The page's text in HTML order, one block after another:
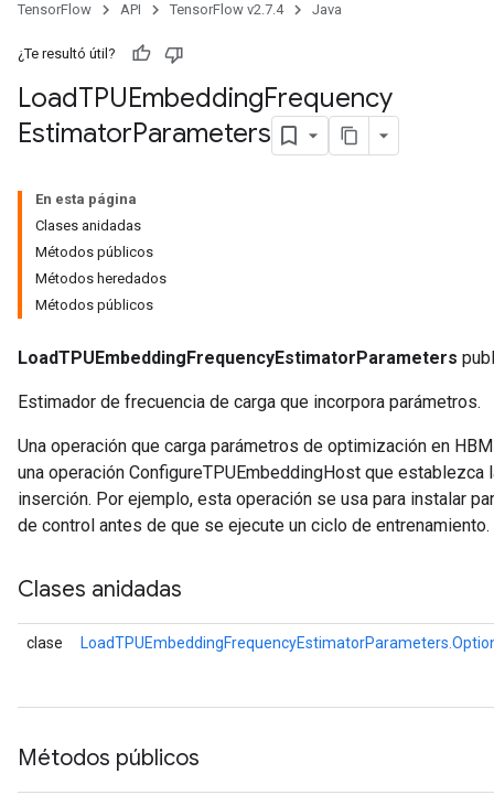
TensorFlow API TensorFlow v2.7.4 Java
¿Te resultó útil?
LoadTPUEmbeddingFrequency
EstimatorParameters
En esta página
Clases anidadas
Métodos públicos
Métodos heredados
Métodos públicos
LoadTPUEmbeddingFrequencyEstimatorParameters
Estimador de frecuencia de carga que incorpora parámetros.
Una operación que carga parámetros de optimización en
una operación ConfigureTPUEmbeddingHost que
inserción. Por ejemplo, esta operación se usa para instalar
de control antes de que se ejecute un ciclo de entrenamiento.
Clases anidadas
clase
Métodos públicos